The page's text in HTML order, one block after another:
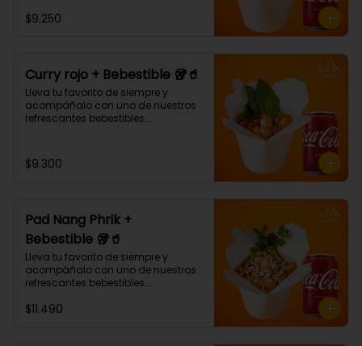
bases, proteínas, verduras y salsas
$9.250
Curry rojo + Bebestible 🥡🥤
Lleva tu favorito de siempre y
acompáñalo con uno de nuestros
refrescantes bebestibles.
con salsa de curry rojo.🌶🌶 (Debe
elegir su proteína)
$9.300
Pad Nang Phrik +
Bebestible 🥡🥤
Lleva tu favorito de siempre y
acompáñalo con uno de nuestros
refrescantes bebestibles.
apio, cebolla morada, cilantro,
$11.490